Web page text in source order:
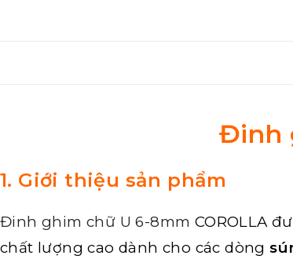
Đinh
1. Giới thiệu sản phẩm
Đinh ghim chữ U 6-8mm COROLLA
chất lượng cao dành cho các dòng